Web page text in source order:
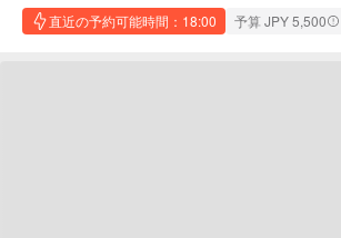
直近の予約可能時間：18:00 予算 JPY 5,500